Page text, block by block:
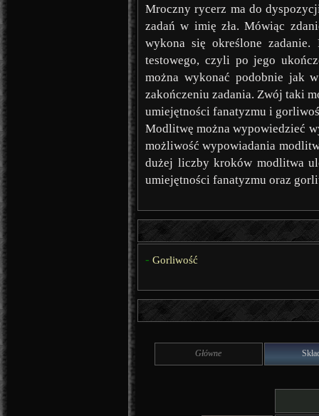
Mroczny rycerz ma do
zadań w imię zła. Mówiąc
wykona się określone zadanie.
testowego, czyli po jego
można wykonać podobnie jak
zakończeniu zadania. Zwój taki
umiejętności fanatyzmu i
Modlitwę można wypowiedzieć
możliwość wypowiadania
dużej liczby kroków modlitwa
umiejętności fanatyzmu oraz
- Gorliwość
Główne